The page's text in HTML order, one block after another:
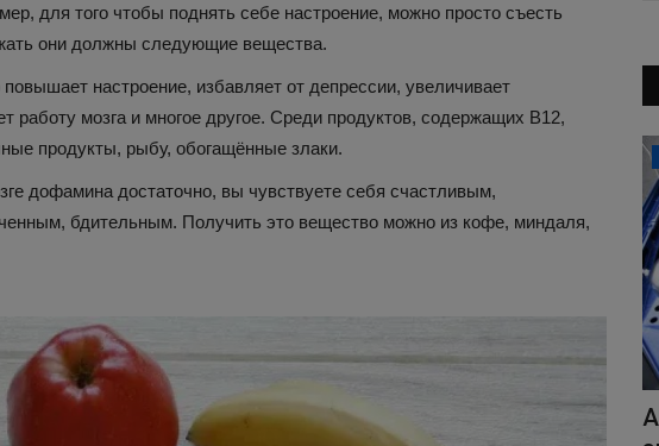
для того чтобы поднять себе настроение, можно просто съесть
они должны следующие вещества.
настроение, избавляет от депрессии, увеличивает
работу мозга и многое другое. Среди продуктов, содержащих В12,
продукты, рыбу, обогащённые злаки.
дофамина достаточно, вы чувствуете себя счастливым,
бдительным. Получить это вещество можно из кофе, миндаля,
Автоновости
На видео сняли автомобиль Kia,